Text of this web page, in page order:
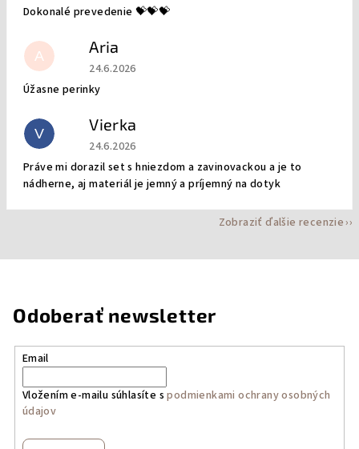
Dokonalé prevedenie 💝💝💝
A Aria
Hodnotenie obchodu je 5 z 5 hviezdičiek.
24.6.2026
Úžasne perinky
V Vierka
Hodnotenie obchodu je 5 z 5 hviezdičiek.
24.6.2026
Práve mi dorazil set s hniezdom a zavinovackou a je to
nádherne, aj materiál je jemný a príjemný na dotyk
Zobraziť ďalšie recenzie
Odoberať newsletter
Email
Vložením e-mailu súhlasíte spodmienkami ochrany osobných
údajov